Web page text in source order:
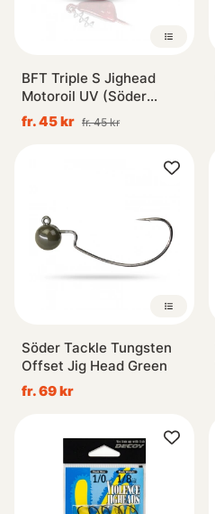
BFT Triple S Jighead
Motoroil UV (Söder
Custom)
fr. 45 kr fr. 45 kr
Söder Tackle Tungsten
Offset Jig Head Green
fr. 69 kr